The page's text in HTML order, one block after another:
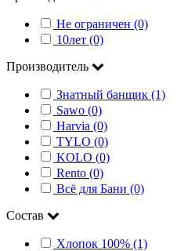
Не ограничен (0)
10лет (0)
Производитель
Знатный банщик (1)
Sawo (0)
Harvia (0)
TYLO (0)
KOLO (0)
Rento (0)
Всё для Бани (0)
Состав
Хлопок 100% (1)